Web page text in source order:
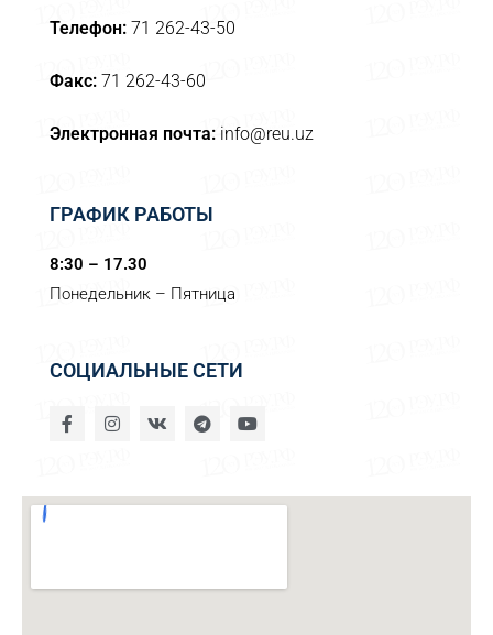
Телефон: 71 262-43-50
Факс: 71 262-43-60
Электронная почта: info@reu.uz
ГРАФИК РАБОТЫ
8:30 – 17.30
Понедельник – Пятница
СОЦИАЛЬНЫЕ СЕТИ